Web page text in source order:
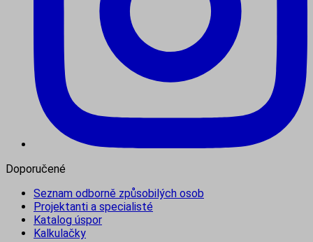
Doporučené
Seznam odborně způsobilých osob
Projektanti a specialisté
Katalog úspor
Kalkulačky